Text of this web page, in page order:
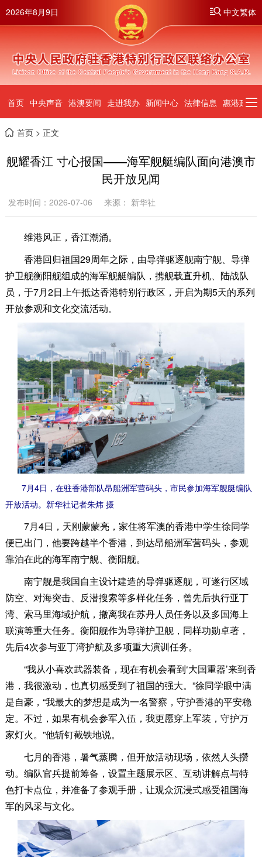
2026年8月9日 中文繁体
首页 中央声音 港澳要闻 走进我办 新闻中心 法律信息 惠港政策
首页> 正文
舰耀香江 寸心报国——海军舰艇编队面向港澳市
民开放见闻
发布时间：2026-07-06 来源： 新华社
维港风正，香江潮涌。
香港回归祖国29周年之际，由导弹驱逐舰南宁舰、导弹
护卫舰衡阳舰组成的海军舰艇编队，携舰载直升机、陆战队
员，于7月2日上午抵达香港特别行政区，开启为期5天的系列
开放参观和文化交流活动。
7月4日，在驻香港部队昂船洲军营码头，市民参加海军舰艇编队
开放活动。新华社记者朱炜 摄
7月4日，天刚蒙蒙亮，家住将军澳的香港中学生徐同学
便已出门，他要跨越半个香港，到达昂船洲军营码头，参观
靠泊在此的海军南宁舰、衡阳舰。
南宁舰是我国自主设计建造的导弹驱逐舰，可遂行区域
防空、对海突击、反潜搜索等多样化任务，曾先后执行亚丁
湾、索马里海域护航，撤离我在苏丹人员任务以及多国海上
联演等重大任务。衡阳舰作为导弹护卫舰，同样功勋卓著，
先后4次参与亚丁湾护航及多项重大演训任务。
“我从小喜欢武器装备，现在有机会看到‘大国重器’来到香
港，我很激动，也真切感受到了祖国的强大。”徐同学眼中满
是自豪，“我最大的梦想是成为一名警察，守护香港的平安稳
定。不过，如果有机会参军入伍，我更愿穿上军装，守护万
家灯火。”他斩钉截铁地说。
七月的香港，暑气蒸腾，但开放活动现场，依然人头攒
动。编队官兵提前筹备，设置主题展示区、互动讲解点与特
色打卡点位，并准备了参观手册，让观众沉浸式感受祖国海
军的风采与文化。